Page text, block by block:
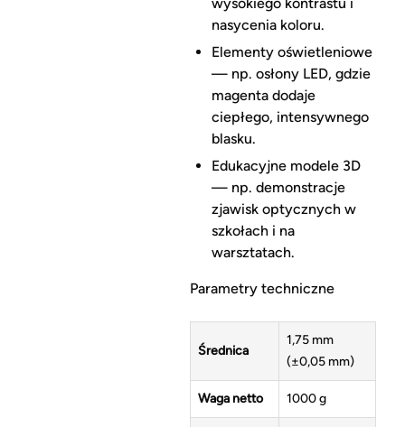
nasycenia koloru.
Elementy oświetleniowe
— np. osłony LED, gdzie
magenta dodaje
ciepłego, intensywnego
blasku.
Edukacyjne modele 3D
— np. demonstracje
zjawisk optycznych w
szkołach i na
warsztatach.
Parametry techniczne
Średnica
1,75 mm
(±0,05 mm)
Waga netto 1000 g